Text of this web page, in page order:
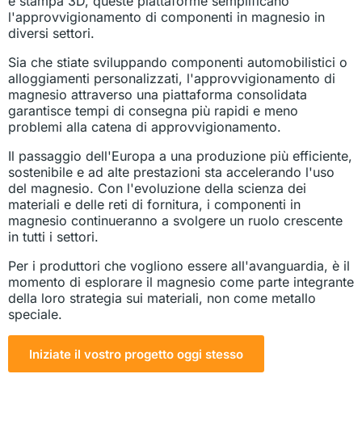
l'approvvigionamento di componenti in magnesio in
diversi settori.
Sia che stiate sviluppando componenti automobilistici o
alloggiamenti personalizzati, l'approvvigionamento di
magnesio attraverso una piattaforma consolidata
garantisce tempi di consegna più rapidi e meno
problemi alla catena di approvvigionamento.
Il passaggio dell'Europa a una produzione più efficiente,
sostenibile e ad alte prestazioni sta accelerando l'uso
del magnesio. Con l'evoluzione della scienza dei
materiali e delle reti di fornitura, i componenti in
magnesio continueranno a svolgere un ruolo crescente
in tutti i settori.
Per i produttori che vogliono essere all'avanguardia, è il
momento di esplorare il magnesio come parte integrante
della loro strategia sui materiali, non come metallo
speciale.
Iniziate il vostro progetto oggi stesso